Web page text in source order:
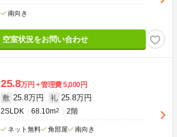
南向き
空室状況をお問い合わせ
25.8万円 管理費5,000円
敷 25.8万円 礼 25.8万円
2SLDK 68.10m2 2階
ネット無料 角部屋 南向き